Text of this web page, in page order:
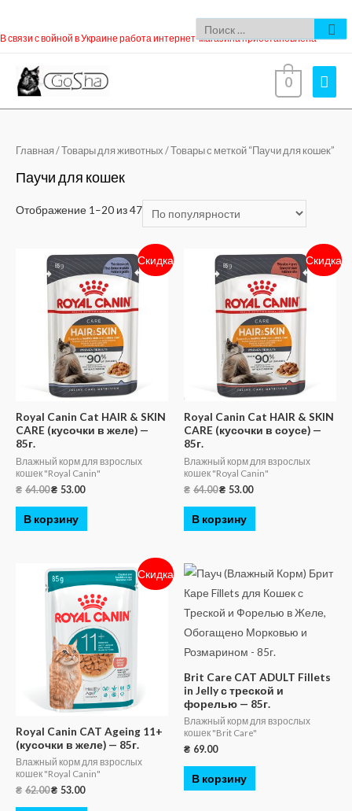
В связи с войной в Украине работа интернет-магазина приостановлена
0
Главная /Товары для животных / Товары с меткой “Паучи для кошек”
Паучи для кошек
Отображение 1–20 из 47
Скидка
Royal Canin Cat HAIR & SKIN
CARE (кусочки в желе) —
85г.
Влажный корм для взрослых
кошек "Royal Canin"
₴ 64.00₴ 53.00
В корзину
Скидка
Royal Canin Cat HAIR & SKIN
CARE (кусочки в соусе) —
85г.
Влажный корм для взрослых
кошек "Royal Canin"
₴ 64.00₴ 53.00
В корзину
Скидка
Royal Canin CAT Ageing 11+
(кусочки в желе) — 85г.
Влажный корм для взрослых
кошек "Royal Canin"
₴ 62.00₴ 53.00
Brit Care CAT ADULT Fillets
in Jelly с треской и
форелью — 85г.
Влажный корм для взрослых
кошек "Brit Care"
₴ 69.00
В корзину